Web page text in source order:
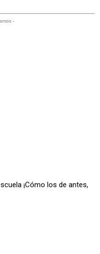
-
¡Cómo los de antes,